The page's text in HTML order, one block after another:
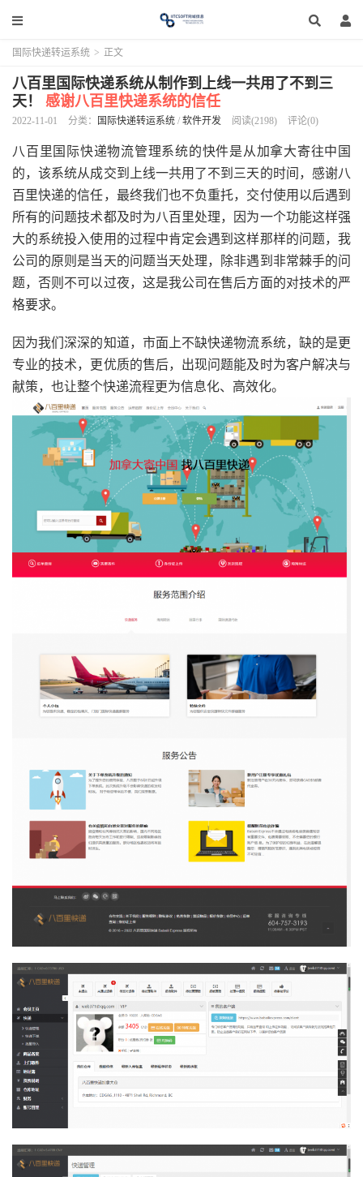
国际快递转运系统 > 正文
八百里国际快递系统从制作到上线一共用了不到三
天！ 感谢八百里快递系统的信任
2022-11-01 分类： 国际快递转运系统 / 软件开发 阅读(2198) 评论(0)
八百里国际快递物流管理系统的快件是从加拿大寄往中国
的，该系统从成交到上线一共用了不到三天的时间，感谢八
百里快递的信任，最终我们也不负重托，交付使用以后遇到
所有的问题技术都及时为八百里处理，因为一个功能这样强
大的系统投入使用的过程中肯定会遇到这样那样的问题，我
公司的原则是当天的问题当天处理，除非遇到非常棘手的问
题，否则不可以过夜，这是我公司在售后方面的对技术的严
格要求。
因为我们深深的知道，市面上不缺快递物流系统，缺的是更
专业的技术，更优质的售后，出现问题能及时为客户解决与
献策，也让整个快递流程更为信息化、高效化。